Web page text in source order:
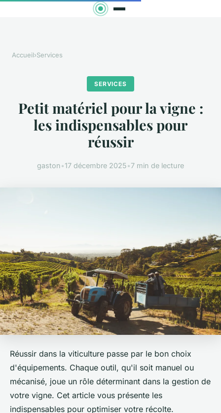
Accueil›Services
SERVICES
Petit matériel pour la vigne :
les indispensables pour
réussir
gaston•17 décembre 2025•7 min de lecture
Réussir dans la viticulture passe par le bon choix
d'équipements. Chaque outil, qu'il soit manuel ou
mécanisé, joue un rôle déterminant dans la gestion de
votre vigne. Cet article vous présente les
indispensables pour optimiser votre récolte.